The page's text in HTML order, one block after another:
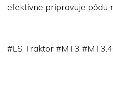
efektívne pripravuje pôdu
#LS Traktor #MT3